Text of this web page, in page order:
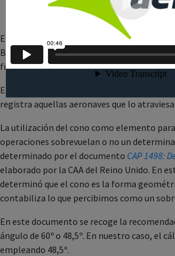
El área de cobertura radar del Aeropuerto
Barcelona – El Prat se divide con una
fin de calcular el número de sobrevuelos de
En cada vértice de la cuadrícula se sitúa un
registra aquellas aeronaves que lo
La utilización del cono como elemento
operaciones sobrevuelan o no un
determinado por el documento CAP 1498:
elaborado por la CAA del Reino Unido. En
determinó que el cono es la forma
contabiliza lo que percibimos como un
En este documento se recoge la
ángulo de 60º o 48,5º. En nuestro caso, el
empleando 48,5º.